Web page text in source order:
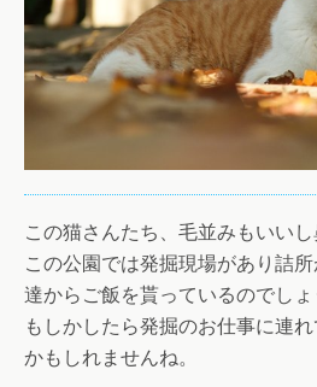
この猫さんたち、毛並みもいいし
この公園では発掘現場があり詰
達からご飯を貰っているのでしょ
もしかしたら発掘のお仕事に連
かもしれませんね。